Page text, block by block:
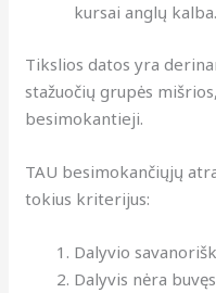
kursai anglų kalba.
Tikslios datos yra
stažuočių grupės
besimokantieji.
TAU besimokančiųjų
tokius kriterijus:
Dalyvio
Dalyvis nėra